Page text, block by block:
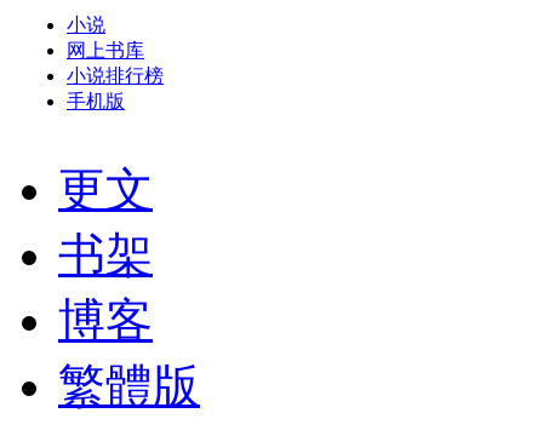
小说
网上书库
小说排行榜
手机版
更文
书架
博客
繁體版